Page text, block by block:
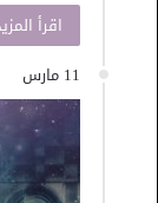
اقرأ
11 مارس